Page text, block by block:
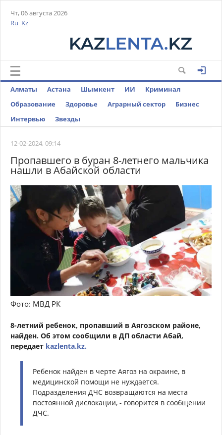
Чт, 06 августа 2026
Ru Kz
Алматы Астана Шымкент ИИ
Криминал
Образование
Здоровье Аграрный сектор
Бизнес
Интервью
Звезды
12-02-2024, 09:14
Пропавшего в буран 8-летнего мальчика
нашли в Абайской области
Фото: МВД РК
8-летний ребенок, пропавший в Аягозском районе,
найден. Об этом сообщили в ДП области Абай,
передает kazlenta.kz.
Ребенок найден в черте Аягоз на окраине, в
медицинской помощи не нуждается.
Подразделения ДЧС возвращаются на места
постоянной дислокации, - говорится в сообщении
ДЧС.